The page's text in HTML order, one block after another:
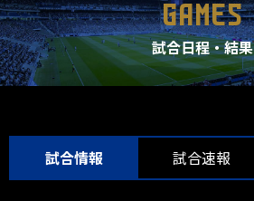
GAMES
試合日程・結果
試合情報 試合速報